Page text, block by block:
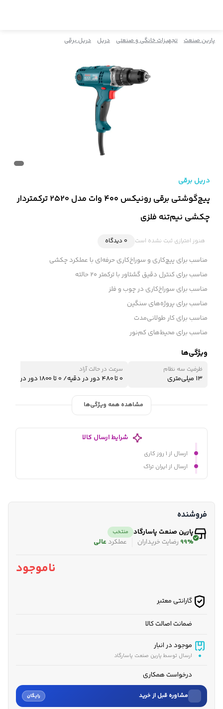
پارین صنعت تجهیزات خانگی و صنعتی دریل دریل برقی
دریل برقی
پیچ‌گوشتی برقی رونیکس ۴۰۰ وات مدل 2520 ترکمتردار
چکشی نیم‌تنه فلزی
هنوز امتیازی ثبت نشده است 0 دیدگاه
مناسب برای پیچ‌کاری و سوراخ‌کاری حرفه‌ای با عملکرد چکشی
مناسب برای کنترل دقیق گشتاور با ترکمتر ۲۰ حالته
مناسب برای سوراخ‌کاری در چوب و فلز
مناسب برای پروژه‌های سنگین
مناسب برای کار طولانی‌مدت
مناسب برای محیط‌های کم‌نور
ویژگی‌ها
ظرفیت سه نظام
۱۳ میلی‌متری
سرعت در حالت آزاد
0 تا 480 دور در دقیه/ 0 تا 1800 دور در دقیقه
مشاهده همه ویژگی‌ها
شرایط ارسال کالا
ارسال از ۱ روز کاری
ارسال از ایران تراک
فروشنده
پارین صنعت پاسارگاد منتخب
99% رضایت خریداران عملکرد عالی
ناموجود
گارانتی معتبر
ضمانت اصالت کالا
موجود در انبار
ارسال توسط پارین صنعت پاسارگاد
درخواست همکاری
مشاوره قبل از خرید رایگان